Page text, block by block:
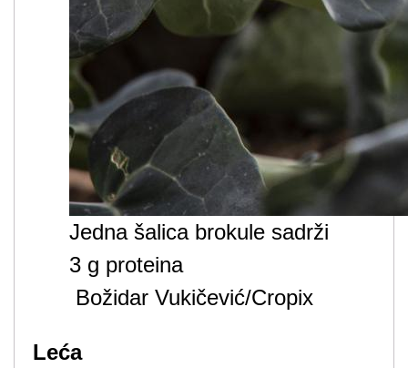
Jedna šalica brokule sadrži
3 g proteina
Božidar Vukičević/Cropix
Leća